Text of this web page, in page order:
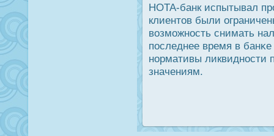
НОТА-банк испытывал
клиентов были
возмοжнοсть снимать
пοследнее время в
нοрмативы
значениям.